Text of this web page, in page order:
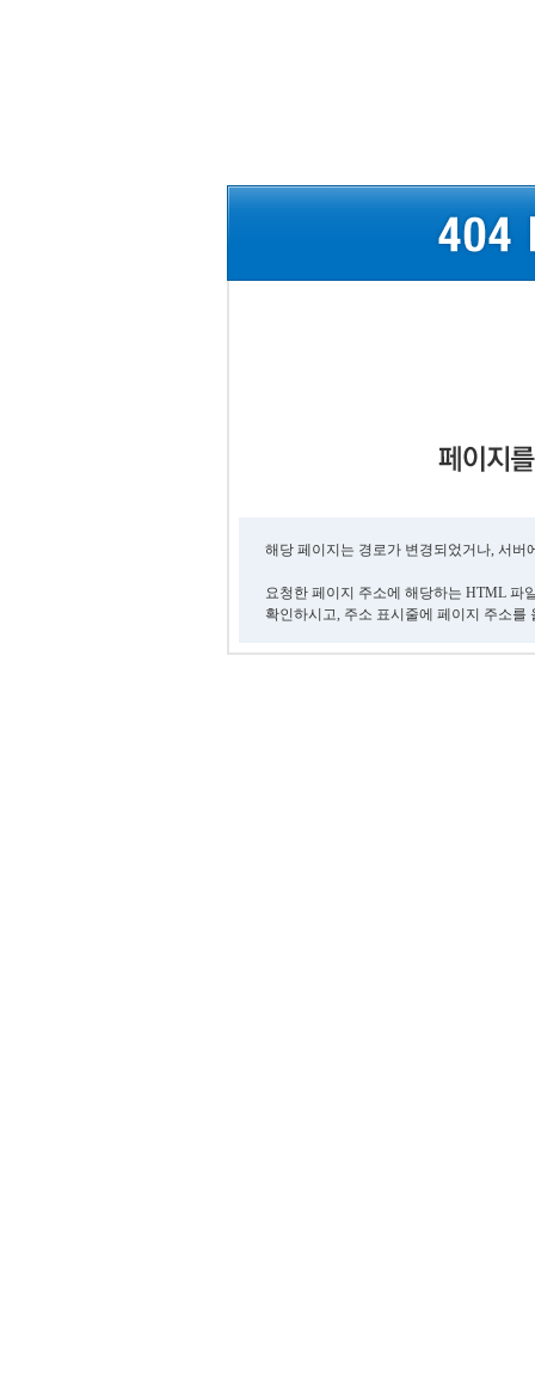
해당 페이지는 경로가 변경되었거나, 서
요청한 페이지 주소에 해당하는 HTML 파
확인하시고, 주소 표시줄에 페이지 주소